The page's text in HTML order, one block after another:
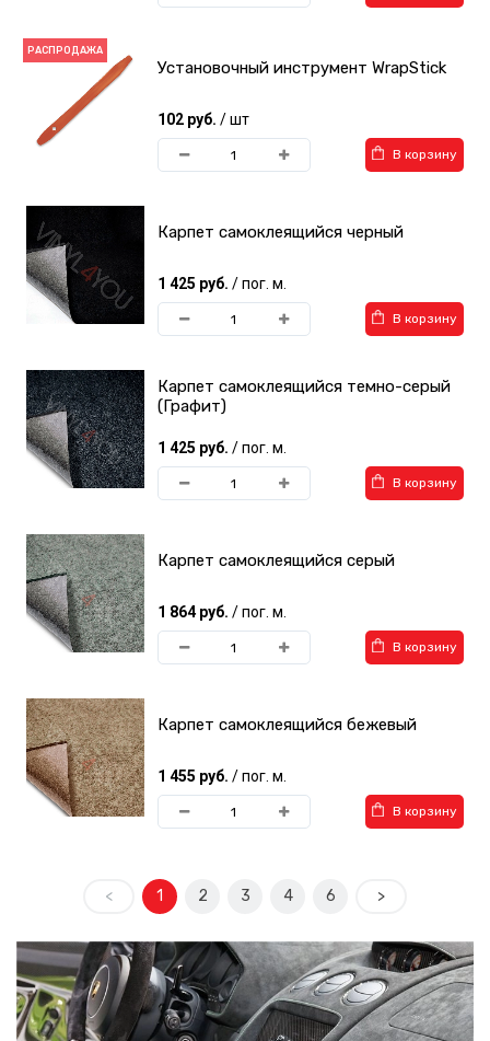
РАСПРОДАЖА
Установочный инструмент WrapStick
102 руб. / шт
В корзину
Карпет самоклеящийся черный
1 425 руб. / пог. м.
В корзину
Карпет самоклеящийся темно-серый
(Графит)
1 425 руб. / пог. м.
В корзину
Карпет самоклеящийся серый
1 864 руб. / пог. м.
В корзину
Карпет самоклеящийся бежевый
1 455 руб. / пог. м.
В корзину
< 1 2 3 4 6 >